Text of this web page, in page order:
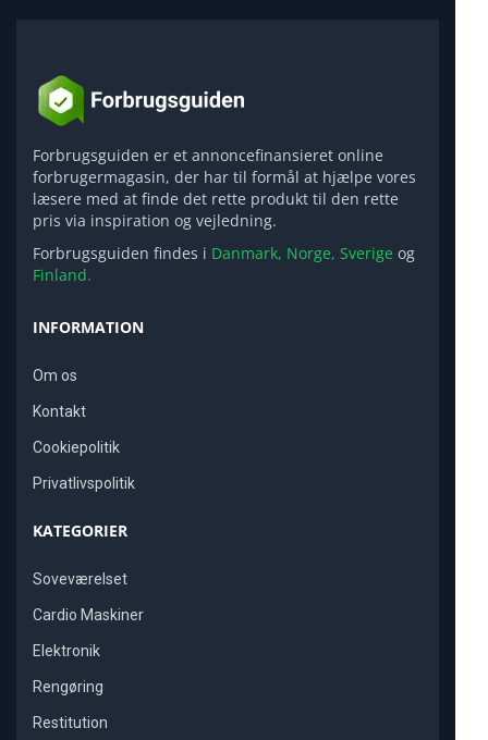
Forbrugsguiden er et annoncefinansieret online
forbrugermagasin, der har til formål at hjælpe vores
læsere med at finde det rette produkt til den rette
pris via inspiration og vejledning.
Forbrugsguiden findes i Danmark, Norge, Sverige og
Finland.
INFORMATION
Om os
Kontakt
Cookiepolitik
Privatlivspolitik
KATEGORIER
Soveværelset
Cardio Maskiner
Elektronik
Rengøring
Restitution